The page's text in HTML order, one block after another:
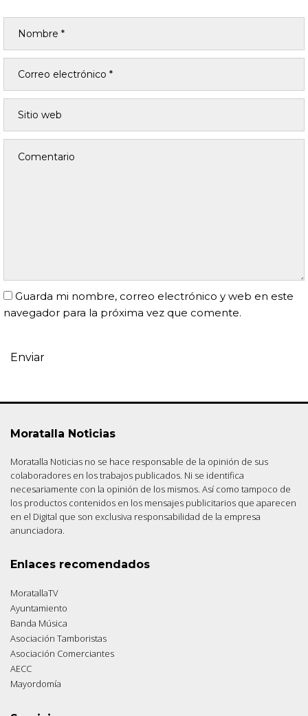
Guarda mi nombre, correo electrónico y web en este
navegador para la próxima vez que comente.
Moratalla Noticias
Moratalla Noticias no se hace responsable de la opinión de sus
colaboradores en los trabajos publicados. Ni se identifica
necesariamente con la opinión de los mismos. Así como tampoco de
los productos contenidos en los mensajes publicitarios que aparecen
en el Digital que son exclusiva responsabilidad de la empresa
anunciadora.
Enlaces recomendados
MoratallaTV
Ayuntamiento
Banda Música
Asociación Tamboristas
Asociación Comerciantes
AECC
Mayordomía